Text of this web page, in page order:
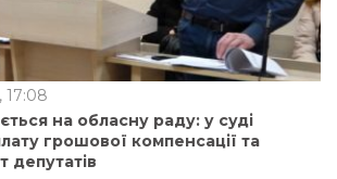
17:08
на обласну раду: у суді
грошової компенсації та
депутатів